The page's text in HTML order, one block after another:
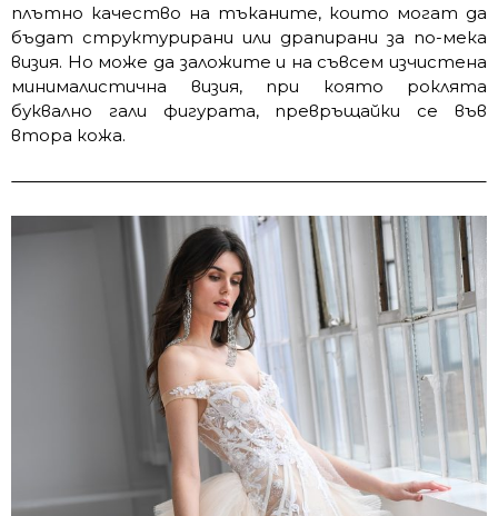
плътно качество на тъканите, които могат да
бъдат структурирани или драпирани за по-мека
визия. Но може да заложите и на съвсем изчистена
минималистична визия, при която роклята
буквално гали фигурата, превръщайки се във
втора кожа.